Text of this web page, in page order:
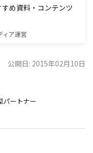
すめ資料・コンテンツ
ィア運営
公開日: 2015年02月10日
パートナー